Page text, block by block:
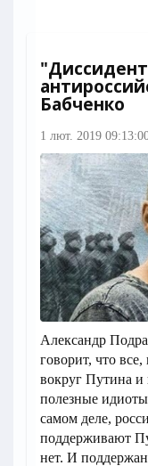
Бабченко
1 лют. 2019
Александр
говорит, что
вокруг Путина
полезные
самом деле,
поддерживают
нет. И